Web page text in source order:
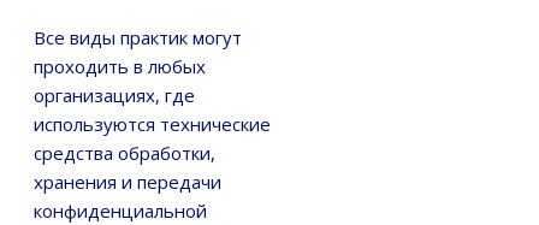
Все виды практик могут
проходить в любых
организациях, где
используются технические
средства обработки,
хранения и передачи
конфиденциальной